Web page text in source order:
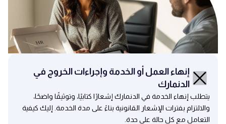
إنهاء العمل أو الخدمة وإجراءات الخروج في
الدنمارك
يتطلب إنهاء الخدمة في الدنمارك إشعارًا كتابيًا، وتوثيقًا واضحًا،
والالتزام بفترات الإشعار القانونية بناءً على مدة الخدمة. إليك كيفية
التعامل مع كل حالة على حدة.